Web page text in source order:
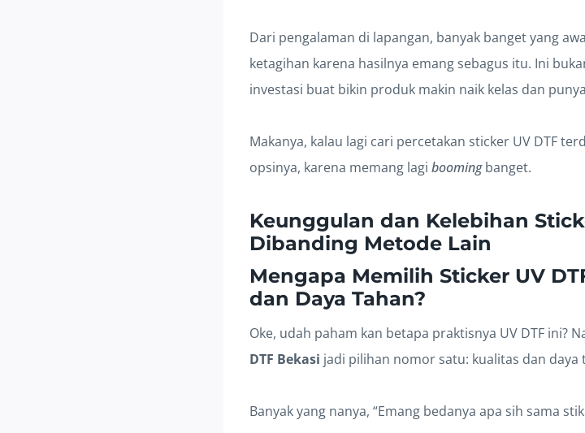
Dari pengalaman di lapangan, banyak banget yang
ketagihan karena hasilnya emang sebagus itu. Ini
investasi buat bikin produk makin naik kelas dan
Makanya, kalau lagi cari percetakan sticker UV DTF
opsinya, karena memang lagi boomingbanget.
Keunggulan dan Kelebihan
Dibanding Metode Lain
Mengapa Memilih Sticker UV
dan Daya Tahan?
Oke, udah paham kan betapa praktisnya UV DTF ini?
DTF Bekasi jadi pilihan nomor satu: kualitas dan
Banyak yang nanya, “Emang bedanya apa sih sama